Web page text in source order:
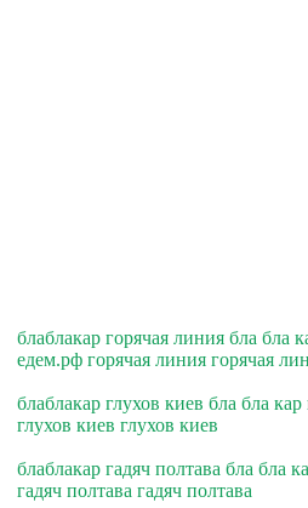
блаблакар горячая линия бла бла
едем.рф горячая линия горячая
блаблакар глухов киев бла бла
глухов киев глухов киев
блаблакар гадяч полтава бла бла
гадяч полтава гадяч полтава